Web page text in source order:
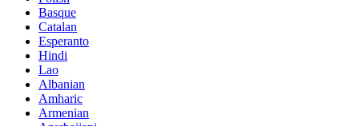
Basque
Catalan
Esperanto
Hindi
Lao
Albanian
Amharic
Armenian